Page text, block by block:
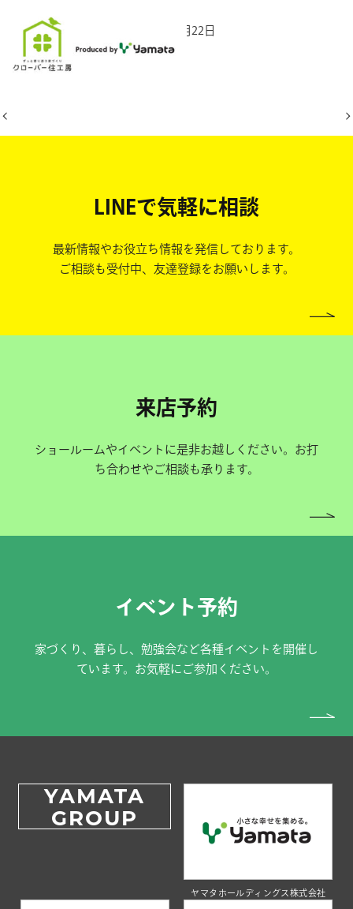
2025年11月22日
LINEで気軽に相談
最新情報やお役立ち情報を発信しております。
ご相談も受付中、友達登録をお願いします。
来店予約
ショールームやイベントに是非お越しください。お打
ち合わせやご相談も承ります。
イベント予約
家づくり、暮らし、勉強会など各種イベントを開催し
ています。お気軽にご参加ください。
YAMATA
GROUP
ヤマタホールディングス株式会社